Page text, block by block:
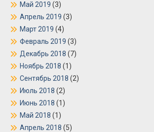
Май 2019 (3)
Апрель 2019 (3)
Март 2019 (4)
Февраль 2019 (3)
Декабрь 2018 (7)
Ноябрь 2018 (1)
Сентябрь 2018 (2)
Июль 2018 (2)
Июнь 2018 (1)
Май 2018 (1)
Апрель 2018 (5)